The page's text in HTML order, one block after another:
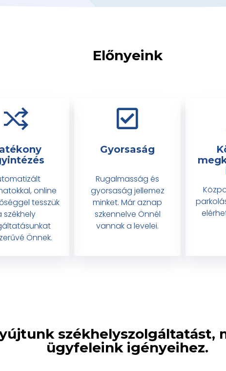
Előnyeink
online
tesszük
székhely
Önnek.
Gyorsaság
Rugalmasság és
gyorsaság jellemez
minket. Már aznap
szkennelve Önnél
vannak a levelei.
székhelyszolgáltatást,
ügyfeleink igényeihez.